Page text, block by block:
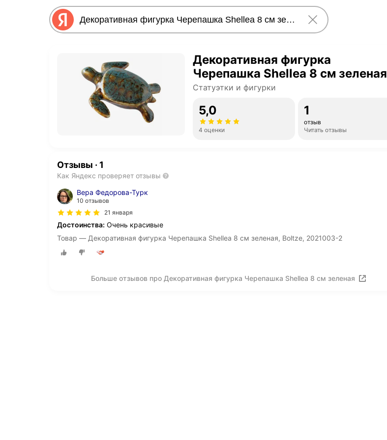
Декоративная фигурка
Черепашка Shellea 8 см зеленая
Статуэтки и фигурки
5,0
4 оценки
1
отзыв
Читать отзывы
Отзывы · 1
Как Яндекс проверяет отзывы
Вера Федорова-Турк
10 отзывов
21 января
Достоинства: Очень красивые
Товар — Декоративная фигурка Черепашка Shellea 8 см зеленая, Boltze, 2021003-2
Больше отзывов про Декоративная фигурка Черепашка Shellea 8 см зеленая